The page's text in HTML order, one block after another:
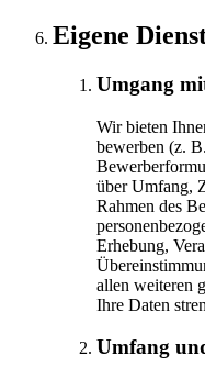
Eigene
Umgang
Wir bieten
bewerben (z.
über Umfang,
Rahmen des
Erhebung,
allen weiteren
Ihre Daten
Umfang